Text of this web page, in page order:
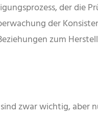
der die
der
zum
zwar wichtig, aber